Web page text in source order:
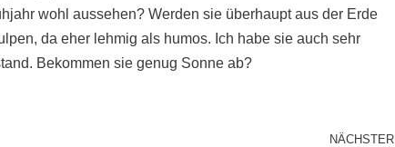
wohl aussehen? Werden sie überhaupt aus der Erde
da eher lehmig als humos. Ich habe sie auch sehr
Bekommen sie genug Sonne ab?
NÄCHSTER